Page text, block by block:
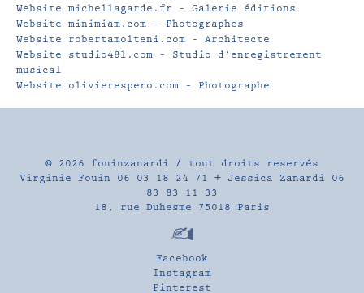
Website michellagarde.fr – Galerie éditions
Website minimiam.com – Photographes
Website robertamolteni.com – Architecte
Website studio48l.com – Studio d’enregistrement
musical
Website olivierespero.com – Photographe
© 2026 fouinzanardi / tout droits reservés
Virginie Fouin 06 03 18 24 71 + Jessica Zanardi 06
83 83 11 33
18, rue Duhesme 75018 Paris
Facebook
Instagram
Pinterest